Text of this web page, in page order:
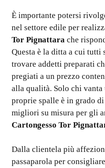
È importante potersi
nel settore edile per
Tor Pignattara che
Questa è la ditta a cui
trovare addetti preparati
pregiati a un prezzo
alla qualità. Solo chi vanta
proprie spalle è in grado
migliori su misura per gli
Cartongesso Tor
Dalla clientela più
passaparola per